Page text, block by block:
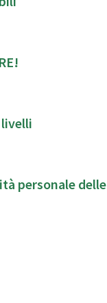
personale